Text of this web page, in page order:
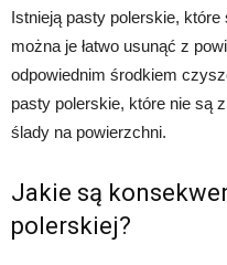
Istnieją pasty polerskie,
można je łatwo usunąć z
odpowiednim środkiem
pasty polerskie, które nie są
ślady na powierzchni.
Jakie są
polerskiej?